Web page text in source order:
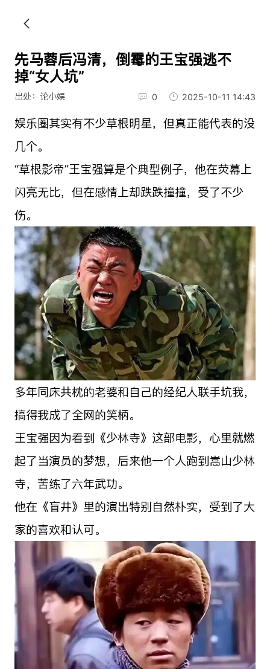
先马蓉后冯清，倒霉的王宝强逃不
掉“女人坑”
出处：论小娱 0 2025-10-11 14:43
娱乐圈其实有不少草根明星，但真正能代表的没
几个。
“草根影帝”王宝强算是个典型例子，他在荧幕上
闪亮无比，但在感情上却跌跌撞撞，受了不少
伤。
多年同床共枕的老婆和自己的经纪人联手坑我，
搞得我成了全网的笑柄。
王宝强因为看到《少林寺》这部电影，心里就燃
起了当演员的梦想，后来他一个人跑到嵩山少林
寺，苦练了六年武功。
他在《盲井》里的演出特别自然朴实，受到了大
家的喜欢和认可。